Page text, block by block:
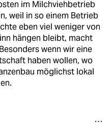
im Milchviehbetrieb
weil in so einem Betrieb
eben viel weniger von
hängen bleibt, macht
wenn wir eine
haben wollen, wo
möglichst lokal